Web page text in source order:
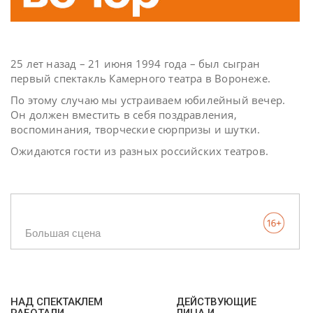
25 лет назад – 21 июня 1994 года – был сыгран
первый спектакль Камерного театра в Воронеже.
По этому случаю мы устраиваем юбилейный вечер.
Он должен вместить в себя поздравления,
воспоминания, творческие сюрпризы и шутки.
Ожидаются гости из разных российских театров.
Большая сцена
НАД СПЕКТАКЛЕМ
ДЕЙСТВУЮЩИЕ